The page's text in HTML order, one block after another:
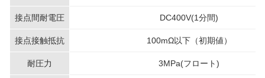
接点間耐電圧 DC400V(1分間)
接点接触抵抗 100mΩ以下（初期値）
耐圧力 3MPa(フロート)